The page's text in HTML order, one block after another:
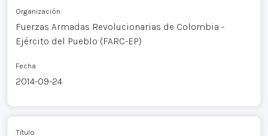
Organización
Fuerzas Armadas Revolucionarias de Colombia -
Ejército del Pueblo (FARC-EP)
Fecha
2014-09-24
Título